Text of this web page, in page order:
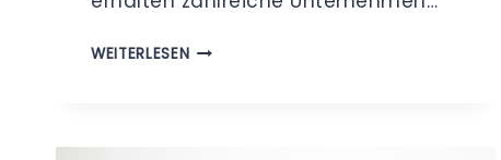
WEITERLESENGETARNTE